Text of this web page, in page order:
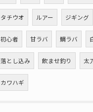
タチウオ ルアー ジギング
初心者 甘ラバ 鯛ラバ
落とし込み 飲ませ釣り 太
カワハギ